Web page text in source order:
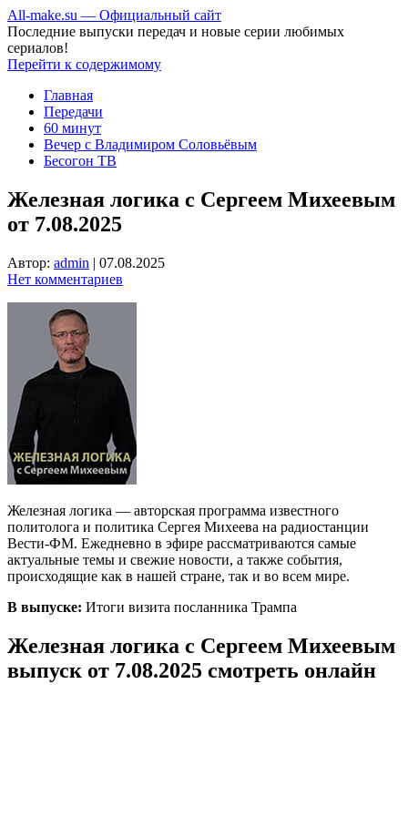
All-make.su — Официальный сайт
Последние выпуски передач и новые серии любимых
сериалов!
Перейти к содержимому
Главная
Передачи
60 минут
Вечер с Владимиром Соловьёвым
Бесогон ТВ
Железная логика с Сергеем Михеевым
от 7.08.2025
Автор: admin | 07.08.2025
Нет комментариев
Железная логика — авторская программа известного
политолога и политика Сергея Михеева на радиостанции
Вести-ФМ. Ежедневно в эфире рассматриваются самые
актуальные темы и свежие новости, а также события,
происходящие как в нашей стране, так и во всем мире.
В выпуске: Итоги визита посланника Трампа
Железная логика с Сергеем Михеевым
выпуск от 7.08.2025 смотреть онлайн